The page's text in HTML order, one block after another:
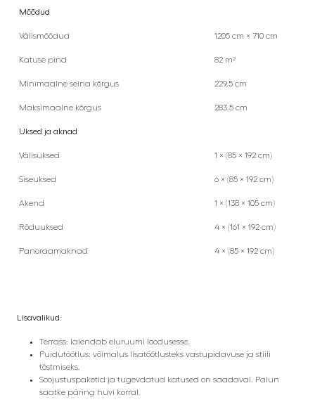
Mõõdud
Välismõõdud 1205 cm × 710 cm
Katuse pind 82 m²
Minimaalne seina kõrgus 229.5 cm
Maksimaalne kõrgus 283.5 cm
Uksed ja aknad
Välisuksed 1 × (85 × 192 cm)
Siseuksed 6 × (85 × 192 cm)
Akend 1 × (138 × 105 cm)
Rõduuksed 4 × (161 × 192 cm)
Panoraamaknad 4 × (85 × 192 cm)
Lisavalikud:
Terrass: laiendab eluruumi loodusesse.
Puidutöötlus: võimalus lisatöötlusteks vastupidavuse ja stiili
tõstmiseks.
Soojustuspaketid ja tugevdatud katused on saadaval. Palun
saatke päring huvi korral.